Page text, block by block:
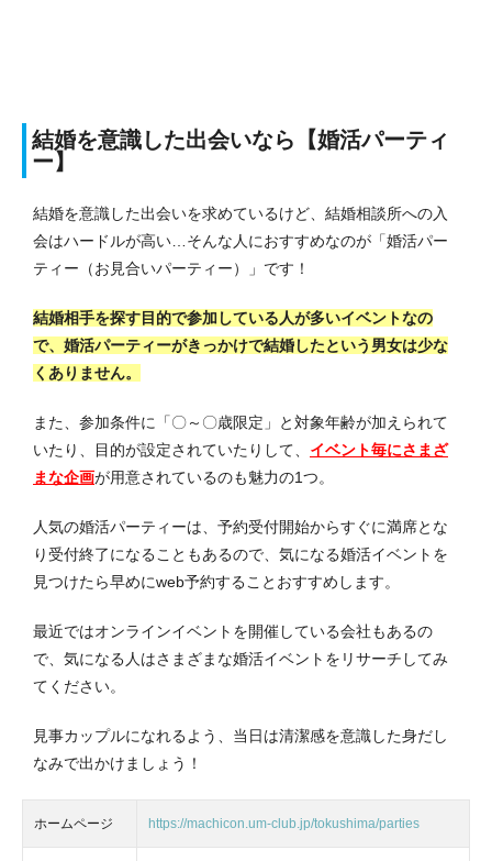
結婚を意識した出会いなら【婚活パーティ
ー】
結婚を意識した出会いを求めているけど、結婚相談所への入
会はハードルが高い…そんな人におすすめなのが「婚活パー
ティー（お見合いパーティー）」です！
結婚相手を探す目的で参加している人が多いイベントなの
で、婚活パーティーがきっかけで結婚したという男女は少な
くありません。
また、参加条件に「〇～〇歳限定」と対象年齢が加えられて
いたり、目的が設定されていたりして、 イベント毎にさまざ
まな企画が用意されているのも魅力の1つ。
人気の婚活パーティーは、予約受付開始からすぐに満席とな
り受付終了になることもあるので、気になる婚活イベントを
見つけたら早めにweb予約することおすすめします。
最近ではオンラインイベントを開催している会社もあるの
で、気になる人はさまざまな婚活イベントをリサーチしてみ
てください。
見事カップルになれるよう、当日は清潔感を意識した身だし
なみで出かけましょう！
ホームページ https://machicon.um-club.jp/tokushima/parties